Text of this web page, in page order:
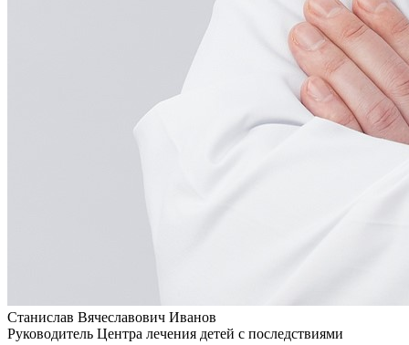
Станислав Вячеславович Иванов
Руководитель Центра лечения детей с последствиями